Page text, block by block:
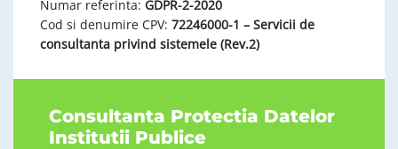
Numar referinta: GDPR-2-2020
Cod si denumire CPV: 72246000-1 – Servicii de
consultanta privind sistemele (Rev.2)
Consultanta Protectia Datelor
Institutii Publice